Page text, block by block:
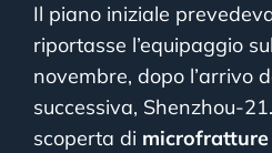
Il piano iniziale
riportasse l’equipaggio
novembre, dopo l’arrivo
successiva, Shenzhou-
scoperta di